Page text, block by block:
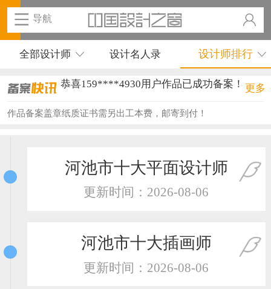
导航
全部设计师 设计名人录 设计师排行
恭喜159****4930用户作品已成功备案！
恭喜133****6466用户作品已成功备案！
恭喜131****1475用户作品已成功备案！
恭喜138****8638用户作品已成功备案！
恭喜133****9020用户作品已成功备案！
更多
作品备案盖章纸质证书需另出工本费，邮寄到付！
河池市十大平面设计师
更新时间：2026-08-06
河池市十大插画师
更新时间：2026-08-06